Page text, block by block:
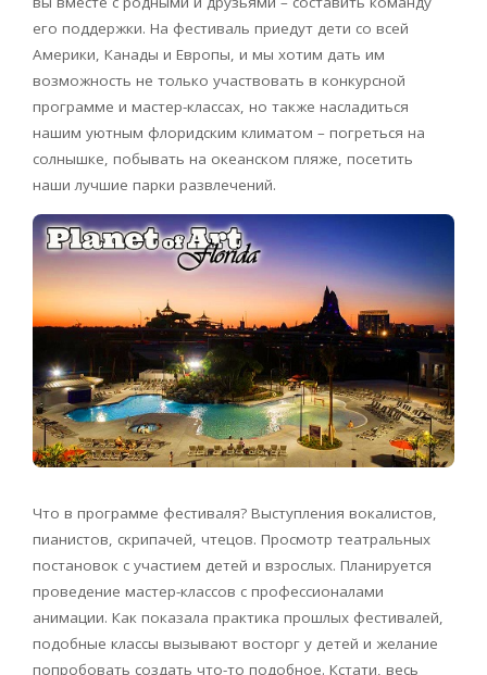
его поддержки. На фестиваль приедут дети со всей
Америки, Канады и Европы, и мы хотим дать им
возможность не только участвовать в конкурсной
программе и мастер-классах, но также насладиться
нашим уютным флоридским климатом – погреться на
солнышке, побывать на океанском пляже, посетить
наши лучшие парки развлечений.
Что в программе фестиваля? Выступления вокалистов,
пианистов, скрипачей, чтецов. Просмотр театральных
постановок с участием детей и взрослых. Планируется
проведение мастер-классов с профессионалами
анимации. Как показала практика прошлых фестивалей,
подобные классы вызывают восторг у детей и желание
попробовать создать что-то подобное. Кстати, весь